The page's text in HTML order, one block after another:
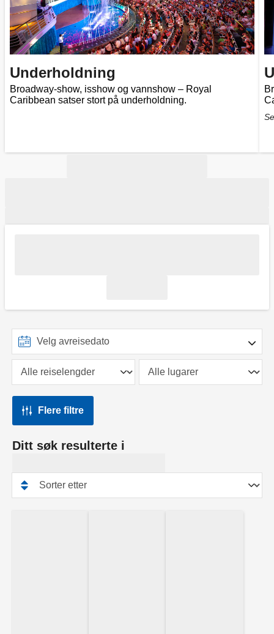
Underholdning
Broadway-show, isshow og vannshow – Royal
Caribbean satser stort på underholdning.
Flere filtre
Ditt søk resulterte i